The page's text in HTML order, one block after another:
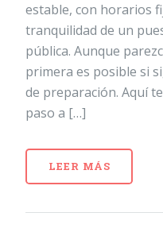
estable, con horarios
tranquilidad de un
pública. Aunque
primera es posible si
de preparación. Aquí
paso a […]
LEER MÁS